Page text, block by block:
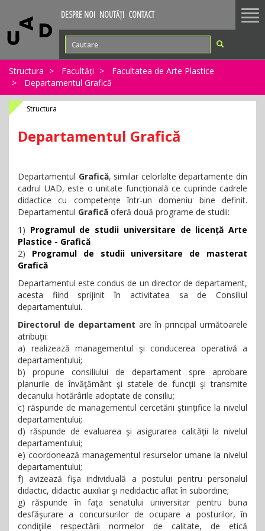
DESPRE NOI NOUTĂȚI CONTACT
Structura Facultăți
Facultatea de Arte Plastice
Departamentul Grafică
Structura
Departamentul Grafică
Departamentul Grafică, similar celorlalte departamente din
cadrul UAD, este o unitate funcțională ce cuprinde cadrele
didactice cu competențe într-un domeniu bine definit.
Departamentul Grafică oferă două programe de studii:
1) Programul de studii universitare de licență Arte
Plastice - Grafică
2) Programul de studii universitare de masterat
Grafică
Departamentul este condus de un director de departament,
acesta fiind sprijinit în activitatea sa de Consiliul
departamentului.
Directorul de departament are în principal următoarele
atribuţii:
a) realizează managementul şi conducerea operativă a
departamentului;
b) propune consiliului de departament spre aprobare
planurile de învăţământ şi statele de funcţii şi transmite
decanului hotărârile adoptate de consiliu;
c) răspunde de managementul cercetării ştiinţifice la nivelul
departamentului;
d) răspunde de evaluarea şi asigurarea calităţii la nivelul
departamentului;
e) coordonează managementul resurselor umane la nivelul
departamentului;
f) avizează fişa individuală a postului pentru personalul
didactic, didactic auxiliar şi nedidactic aflat în subordine;
g) răspunde în faţa senatului universitar pentru buna
desfăşurare a concursurilor de ocupare a posturilor, în
condiţiile respectării normelor de calitate, de etică